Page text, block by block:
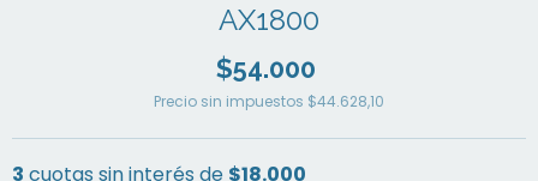
AX1800
$54.000
Precio sin impuestos $44.628,10
3 cuotas sin interés de $18.000